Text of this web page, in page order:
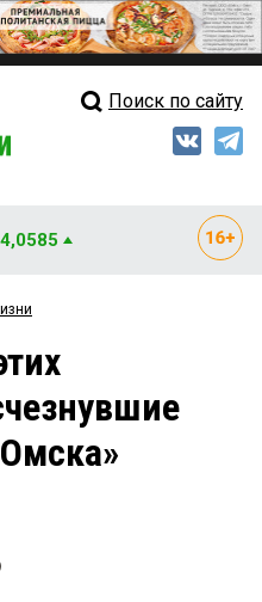
Свежий выпуск
Рейтинги
Блоги
Архив
Поиск по сайту